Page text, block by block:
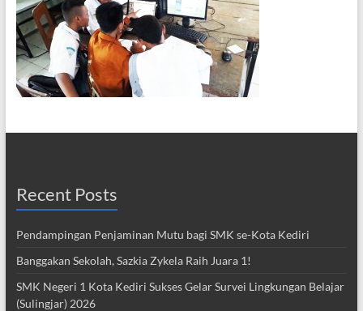
Recent Posts
Pendampingan Penjaminan Mutu bagi SMK se-Kota Kediri
Banggakan Sekolah, Sazkia Zykela Raih Juara 1!
SMK Negeri 1 Kota Kediri Sukses Gelar Survei Lingkungan Belajar
(Sulingjar) 2026